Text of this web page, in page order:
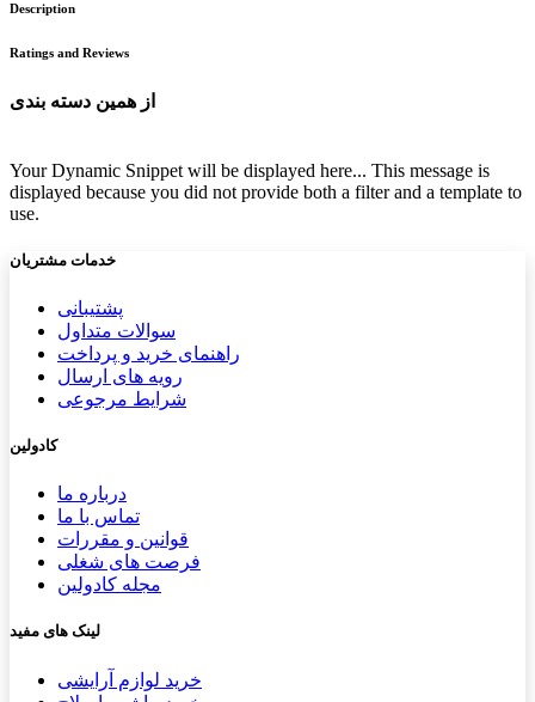
Description
Ratings and Reviews
از همین دسته بندی
Your Dynamic Snippet will be displayed here... This message is
displayed because you did not provide both a filter and a template to
use.
خدمات مشتریان
پشتیب​​انی
سوالات متداول
راهنمای خرید و پرداخت
رویه های ارسال
شرایط مرجوعی
کادولین
درباره ما
تماس با ما
قوانین و مقررات
فرصت های شغلی
مجله کادولین
لینک های مفید
خرید لوازم آرایشی